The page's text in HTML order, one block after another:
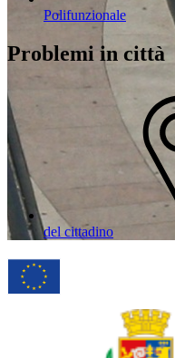
Polifunzionale
Problemi in città
del cittadino